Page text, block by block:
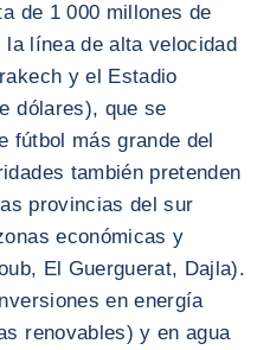
de 1 000 millones de
línea de alta velocidad
y el Estadio
dólares), que se
fútbol más grande del
también pretenden
provincias del sur
económicas y
El Guerguerat, Dajla).
en energía
renovables) y en agua